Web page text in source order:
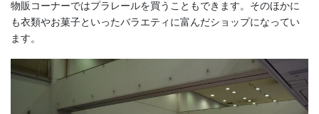
物販コーナーではプラレールを買うこともできます。そのほかに
も衣類やお菓子といったバラエティに富んだショップになってい
ます。